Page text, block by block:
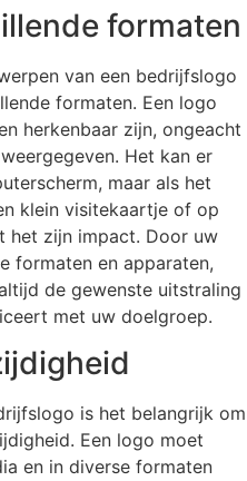
formaten
van een bedrijfslogo
formaten. Een logo
herkenbaar zijn, ongeacht
Het kan er
maar als het
klein visitekaartje of op
het zijn impact. Door uw
formaten en apparaten,
de gewenste uitstraling
met uw doelgroep.
is het belangrijk om
Een logo moet
en in diverse formaten